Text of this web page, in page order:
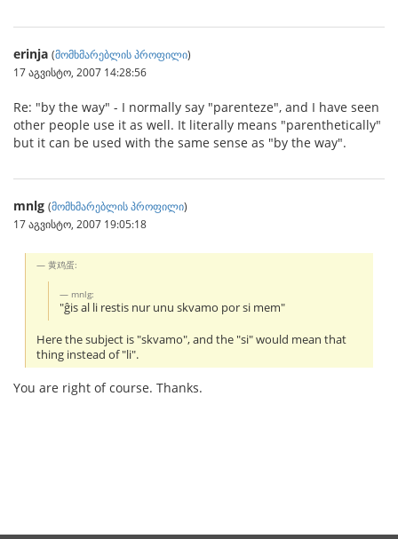
erinja (მომხმარებლის პროფილი)
17 აგვისტო, 2007 14:28:56
Re: "by the way" - I normally say "parenteze", and I have seen
other people use it as well. It literally means "parenthetically"
but it can be used with the same sense as "by the way".
mnlg (მომხმარებლის პროფილი)
17 აგვისტო, 2007 19:05:18
黄鸡蛋:
mnlg:
"ĝis al li restis nur unu skvamo por si mem"
Here the subject is "skvamo", and the "si" would mean that
thing instead of "li".
You are right of course. Thanks.